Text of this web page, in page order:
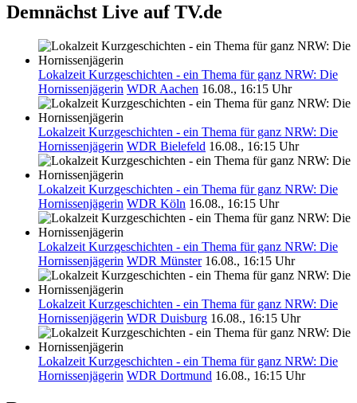
Demnächst Live auf TV.de
Lokalzeit Kurzgeschichten - ein Thema für ganz NRW: Die
Hornissenjägerin WDR Aachen 16.08., 16:15 Uhr
Lokalzeit Kurzgeschichten - ein Thema für ganz NRW: Die
Hornissenjägerin WDR Bielefeld 16.08., 16:15 Uhr
Lokalzeit Kurzgeschichten - ein Thema für ganz NRW: Die
Hornissenjägerin WDR Köln 16.08., 16:15 Uhr
Lokalzeit Kurzgeschichten - ein Thema für ganz NRW: Die
Hornissenjägerin WDR Münster 16.08., 16:15 Uhr
Lokalzeit Kurzgeschichten - ein Thema für ganz NRW: Die
Hornissenjägerin WDR Duisburg 16.08., 16:15 Uhr
Lokalzeit Kurzgeschichten - ein Thema für ganz NRW: Die
Hornissenjägerin WDR Dortmund 16.08., 16:15 Uhr